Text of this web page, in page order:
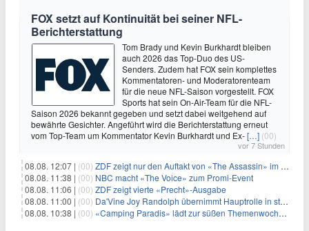
FOX setzt auf Kontinuität bei seiner NFL-
Berichterstattung
Tom Brady und Kevin Burkhardt bleiben
auch 2026 das Top-Duo des US-
Senders. Zudem hat FOX sein komplettes
Kommentatoren- und Moderatorenteam
für die neue NFL-Saison vorgestellt. FOX
Sports hat sein On-Air-Team für die NFL-
Saison 2026 bekannt gegeben und setzt dabei weitgehend auf
bewährte Gesichter. Angeführt wird die Berichterstattung erneut
vom Top-Team um Kommentator Kevin Burkhardt und Ex-[…] (00)
vor 7 Stunden
08.08. 12:07 | (00) ZDF zeigt nur den Auftakt von «The Assassin» im Fernsehen
08.08. 11:38 | (00) NBC macht «The Voice» zum Promi-Event
08.08. 11:06 | (00) ZDF zeigt vierte «Precht»-Ausgabe
08.08. 11:00 | (00) Da'Vine Joy Randolph übernimmt Hauptrolle in starbesetzter schwarzer Komödie
08.08. 10:38 | (00) «Camping Paradis» lädt zur süßen Themenwoche ein